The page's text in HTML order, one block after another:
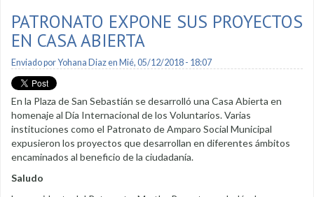
PATRONATO EXPONE SUS PROYECTOS
EN CASA ABIERTA
Enviado porYohana Diazen Mié, 05/12/2018 - 18:07
En la Plaza de San Sebastián se desarrolló una Casa Abierta en
homenaje al Día Internacional de los Voluntarios. Varias
instituciones como el Patronato de Amparo Social Municipal
expusieron los proyectos que desarrollan en diferentes ámbitos
encaminados al beneficio de la ciudadanía.
Saludo